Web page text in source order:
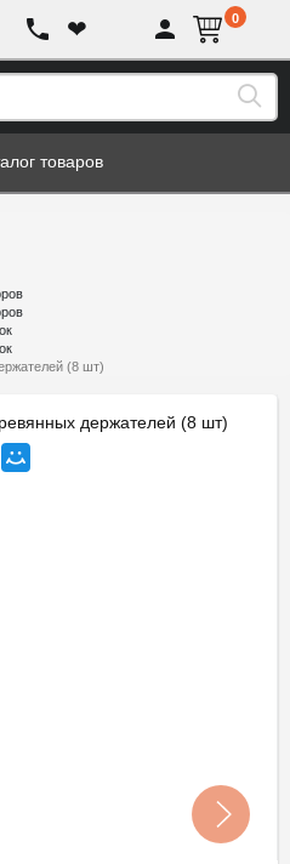
❤ 0
товаров
(8 шт)
держателей (8 шт)